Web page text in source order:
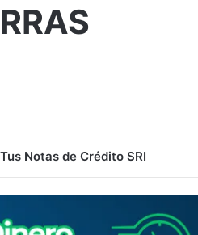
Notas de Crédito SRI